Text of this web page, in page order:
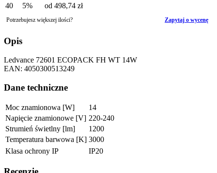
40
5% od 498,74 zł
Potrzebujesz większej ilości? Zapytaj o wycenę
Opis
Ledvance 72601 ECOPACK FH WT 14W
EAN: 4050300513249
Dane techniczne
Moc znamionowa [W]
14
Napięcie znamionowe [V] 220-240
Strumień świetlny [lm]
1200
Temperatura barwowa [K] 3000
Klasa ochrony IP
IP20